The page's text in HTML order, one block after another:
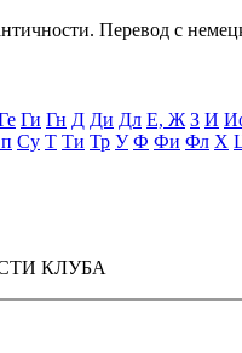
Перевод с
Ги Гн Д Ди Дл Е, Ж З И
Су Т Ти Тр У Ф Фи Фл Х
КЛУБА